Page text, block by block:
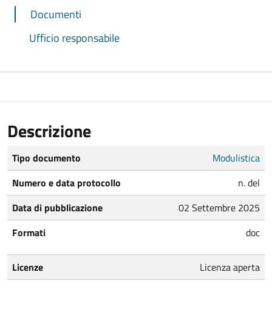
Documenti
Ufficio responsabile
Descrizione
Tipo documento
Modulistica
Numero e data protocollo
n. del
Data di pubblicazione
02 Settembre 2025
Formati
doc
Licenze Licenza aperta